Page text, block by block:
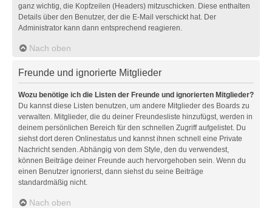
ganz wichtig, die Kopfzeilen (Headers) mitzuschicken. Diese enthalten
Details über den Benutzer, der die E-Mail verschickt hat. Der
Administrator kann dann entsprechend reagieren.
Nach oben
Freunde und ignorierte Mitglieder
Wozu benötige ich die Listen der Freunde und ignorierten Mitglieder?
Du kannst diese Listen benutzen, um andere Mitglieder des Boards zu
verwalten. Mitglieder, die du deiner Freundesliste hinzufügst, werden in
deinem persönlichen Bereich für den schnellen Zugriff aufgelistet. Du
siehst dort deren Onlinestatus und kannst ihnen schnell eine Private
Nachricht senden. Abhängig von dem Style, den du verwendest,
können Beiträge deiner Freunde auch hervorgehoben sein. Wenn du
einen Benutzer ignorierst, dann siehst du seine Beiträge
standardmäßig nicht.
Nach oben